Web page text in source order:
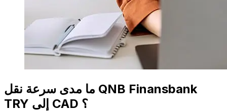
ما مدى سرعة نقل QNB Finansbank
TRY إلى CAD ؟